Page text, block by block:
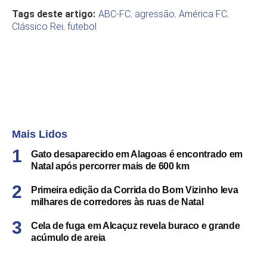
Tags deste artigo: ABC-FC, agressão, América FC,
Clássico Rei, futebol
Mais Lidos
Gato desaparecido em Alagoas é encontrado em
Natal após percorrer mais de 600 km
Primeira edição da Corrida do Bom Vizinho leva
milhares de corredores às ruas de Natal
Cela de fuga em Alcaçuz revela buraco e grande
acúmulo de areia